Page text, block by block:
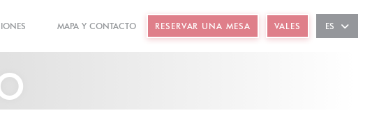
((ABRE EN UNA NUEVA VENTANA))
((ABRE EN UNA NUEVA VENTANA))
MAPA Y CONTACTO RESERVAR UNA MESA VALES ES